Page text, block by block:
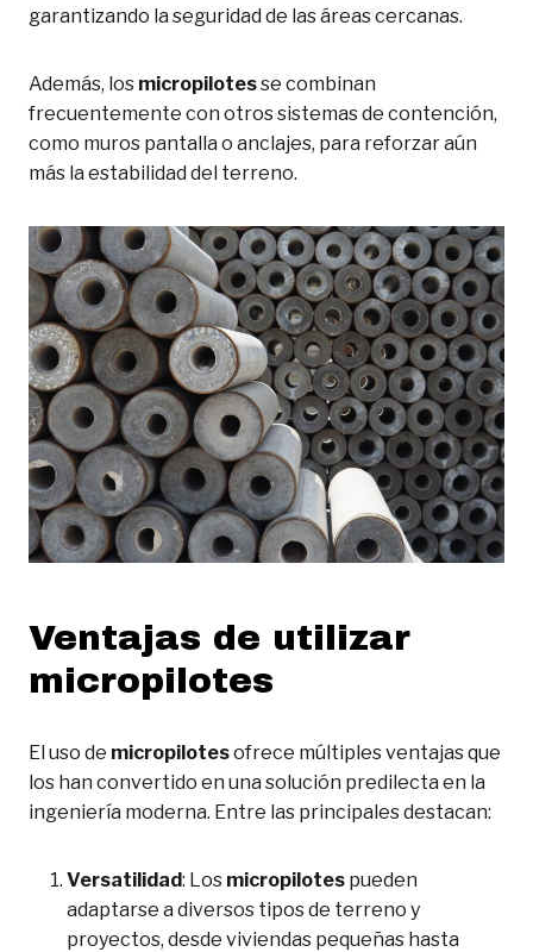
garantizando la seguridad de las áreas cercanas.
Además, los micropilotesse combinan
frecuentemente con otros sistemas de contención,
como muros pantalla o anclajes, para reforzar aún
más la estabilidad del terreno.
Ventajas de utilizar
micropilotes
El uso de micropilotesofrece múltiples ventajas que
los han convertido en una solución predilecta en la
ingeniería moderna. Entre las principales destacan:
Versatilidad: Los micropilotes pueden
adaptarse a diversos tipos de terreno y
proyectos, desde viviendas pequeñas hasta